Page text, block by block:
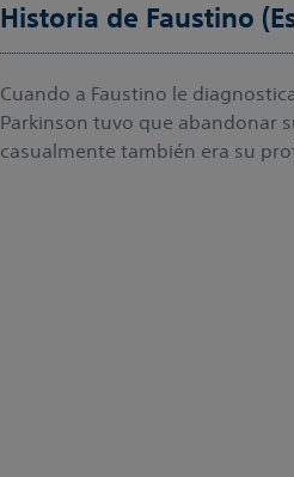
Historia de Faustino
Cuando a Faustino le
Parkinson tuvo que abandonar
casualmente también era su